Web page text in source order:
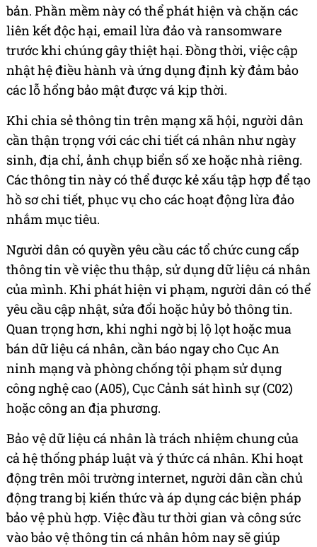
bản. Phần mềm này có thể phát hiện và chặn các
liên kết độc hại, email lừa đảo và ransomware
trước khi chúng gây thiệt hại. Đồng thời, việc cập
nhật hệ điều hành và ứng dụng định kỳ đảm bảo
các lỗ hổng bảo mật được vá kịp thời.
Khi chia sẻ thông tin trên mạng xã hội, người dân
cần thận trọng với các chi tiết cá nhân như ngày
sinh, địa chỉ, ảnh chụp biển số xe hoặc nhà riêng.
Các thông tin này có thể được kẻ xấu tập hợp để tạo
hồ sơ chi tiết, phục vụ cho các hoạt động lừa đảo
nhắm mục tiêu.
Người dân có quyền yêu cầu các tổ chức cung cấp
thông tin về việc thu thập, sử dụng dữ liệu cá nhân
của mình. Khi phát hiện vi phạm, người dân có thể
yêu cầu cập nhật, sửa đổi hoặc hủy bỏ thông tin.
Quan trọng hơn, khi nghi ngờ bị lộ lọt hoặc mua
bán dữ liệu cá nhân, cần báo ngay cho Cục An
ninh mạng và phòng chống tội phạm sử dụng
công nghệ cao (A05), Cục Cảnh sát hình sự (C02)
hoặc công an địa phương.
Bảo vệ dữ liệu cá nhân là trách nhiệm chung của
cả hệ thống pháp luật và ý thức cá nhân. Khi hoạt
động trên môi trường internet, người dân cần chủ
động trang bị kiến thức và áp dụng các biện pháp
bảo vệ phù hợp. Việc đầu tư thời gian và công sức
vào bảo vệ thông tin cá nhân hôm nay sẽ giúp